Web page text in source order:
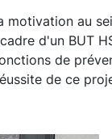
au
d'un BUT
de
de ce